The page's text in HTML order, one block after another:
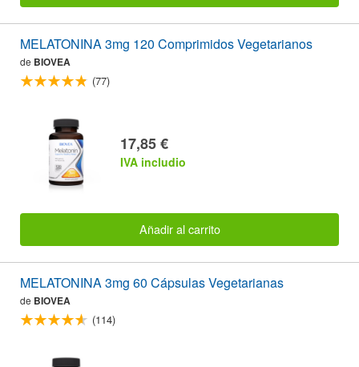
MELATONINA 3mg 120 Comprimidos Vegetarianos
de BIOVEA
(77)
17,85 €
IVA includio
Añadir al carrito
MELATONINA 3mg 60 Cápsulas Vegetarianas
de BIOVEA
(114)